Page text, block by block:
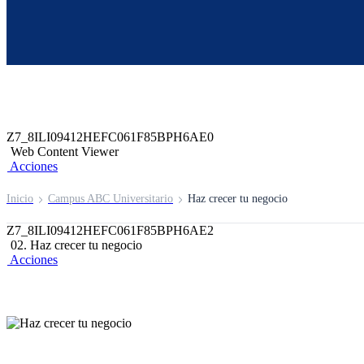
Z7_8ILI09412HEFC061F85BPH6AE0
Web Content Viewer
Acciones
Inicio Campus ABC Universitario Haz crecer tu negocio
Z7_8ILI09412HEFC061F85BPH6AE2
02. Haz crecer tu negocio
Acciones